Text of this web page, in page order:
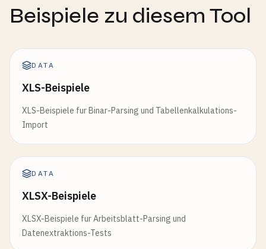
Beispiele zu diesem Tool
DATA
XLS-Beispiele
XLS-Beispiele fur Binar-Parsing und Tabellenkalkulations-
Import
DATA
XLSX-Beispiele
XLSX-Beispiele fur Arbeitsblatt-Parsing und
Datenextraktions-Tests